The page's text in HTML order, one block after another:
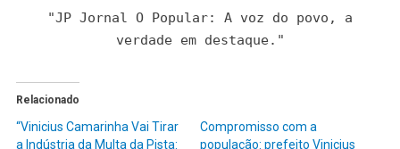
"JP Jornal O Popular: A voz do povo, a
verdade em destaque."
Relacionado
“Vinicius Camarinha Vai Tirar
a Indústria da Multa da Pista:
Compromisso com a
população: prefeito Vinicius